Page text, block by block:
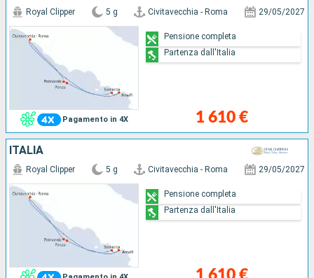
Pagamento in 4X
Royal Clipper 5 g Civitavecchia - Roma 29/05/2027
1 610 €
Pensione completa
Partenza dall'Italia
ITALIA
Royal Clipper 5 g Civitavecchia - Roma 29/05/2027
1 610 €
Pensione completa
Partenza dall'Italia